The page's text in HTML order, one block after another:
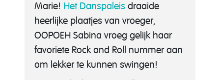
Marie! Het Danspaleis draaide
heerlijke plaatjes van vroeger,
OOPOEH Sabina vroeg gelijk haar
favoriete Rock and Roll nummer aan
om lekker te kunnen swingen!